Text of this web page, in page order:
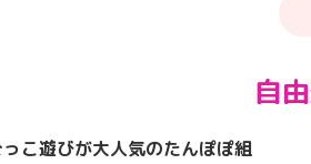
自
こ遊びが大人気のたんぽぽ組